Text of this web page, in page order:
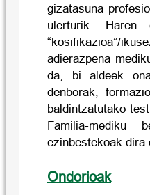
gizatasuna
ulerturik. Haren
“kosifikazioa”/
adierazpena
da, bi aldeek
denborak,
baldintzatutako
Familia-mediku
ezinbestekoak dira
Ondorioak